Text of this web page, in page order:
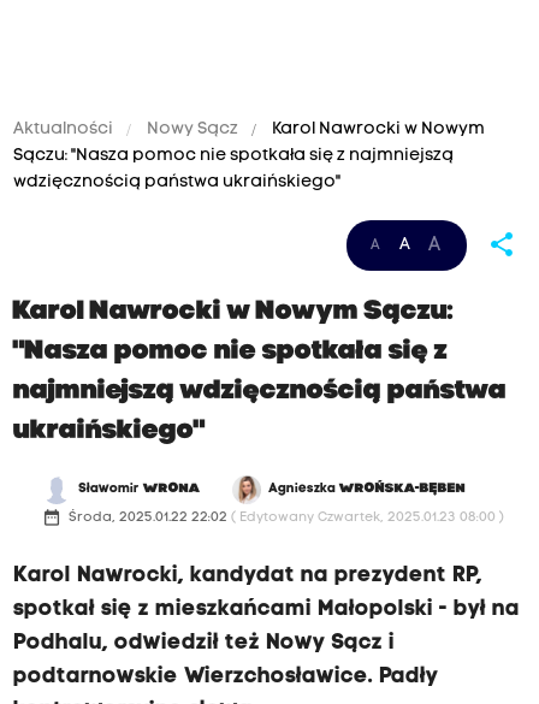
Aktualności Nowy Sącz
Karol Nawrocki w Nowym
Sączu: "Nasza pomoc nie spotkała się z najmniejszą
wdzięcznością państwa ukraińskiego"
A A A share
Karol Nawrocki w Nowym Sączu:
"Nasza pomoc nie spotkała się z
najmniejszą wdzięcznością państwa
ukraińskiego"
SławomirWRONA AgnieszkaWROŃSKA-BĘBEN
date_range Środa, 2025.01.22 22:02 ( Edytowany Czwartek, 2025.01.23 08:00 )
Karol Nawrocki, kandydat na prezydent RP,
spotkał się z mieszkańcami Małopolski - był na
Podhalu, odwiedził też Nowy Sącz i
podtarnowskie Wierzchosławice. Padły